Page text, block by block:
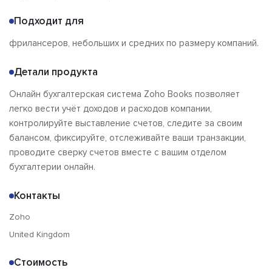
Подходит для
фрилансеров, небольших и средних по размеру компаний.
Детали продукта
Онлайн бухгалтерская система Zoho Books позволяет
легко вести учёт доходов и расходов компании,
контролируйте выставление счетов, следите за своим
балансом, фиксируйте, отслеживайте ваши транзакции,
проводите сверку счетов вместе с вашим отделом
бухгалтерии онлайн.
Контакты
Zoho
United Kingdom
Стоимость